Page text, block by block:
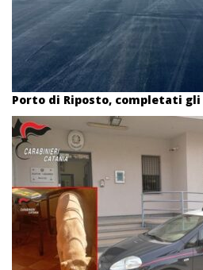
Porto di Riposto, completati